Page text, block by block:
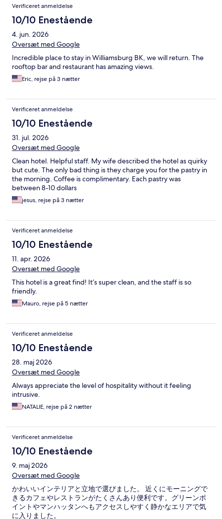
Verificeret anmeldelse
10/10 Enestående
4. jun. 2026
Oversæt med Google
Incredible place to stay in Williamsburg BK, we will return. The
rooftop bar and restaurant has amazing views.
Eric, rejse på 3 nætter
Verificeret anmeldelse
10/10 Enestående
31. jul. 2026
Oversæt med Google
Clean hotel. Helpful staff. My wife described the hotel as quirky
but cute. The only bad thing is they charge you for the pastry in
the morning. Coffee is complimentary. Each pastry was
between 8-10 dollars
jesus, rejse på 3 nætter
Verificeret anmeldelse
10/10 Enestående
11. apr. 2026
Oversæt med Google
This hotel is a great find! It’s super clean, and the staff is so
friendly.
Mauro, rejse på 5 nætter
Verificeret anmeldelse
10/10 Enestående
28. maj 2026
Oversæt med Google
Always appreciate the level of hospitality without it feeling
intrusive.
NATALIE, rejse på 2 nætter
Verificeret anmeldelse
10/10 Enestående
9. maj 2026
Oversæt med Google
かわいいインテリアと立地で選びました。 近くにモーニングで
きるカフェやレストランがたくさんあり便利です。グリーンポ
イントやマンハッタンへもアクセスしやすく静かなエリアで気
に入りました。